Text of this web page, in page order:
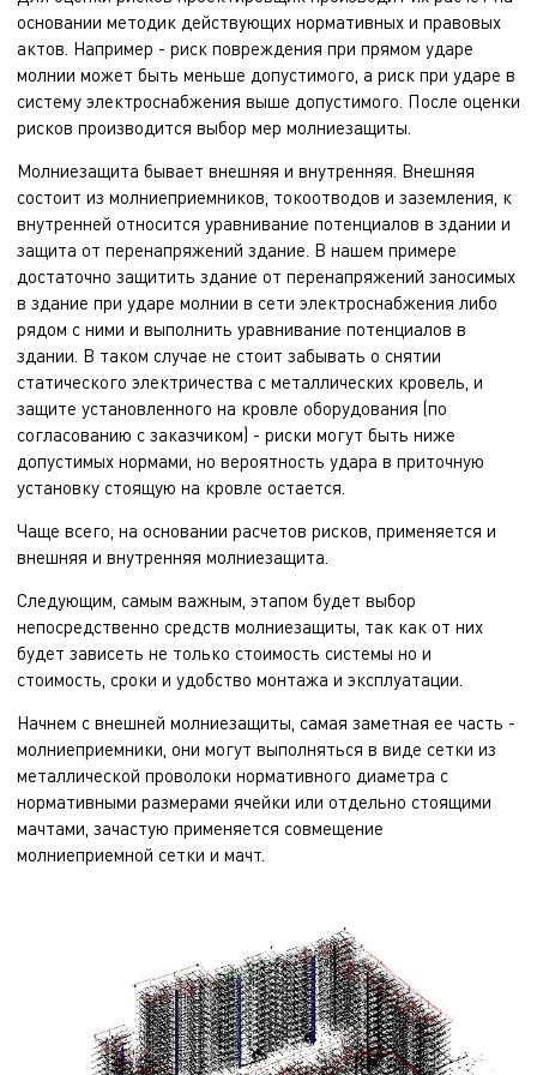
основании методик действующих нормативных и правовых
актов. Например - риск повреждения при прямом ударе
молнии может быть меньше допустимого, а риск при ударе в
систему электроснабжения выше допустимого. После оценки
рисков производится выбор мер молниезащиты.
Молниезащита бывает внешняя и внутренняя. Внешняя
состоит из молниеприемников, токоотводов и заземления, к
внутренней относится уравнивание потенциалов в здании и
защита от перенапряжений здание. В нашем примере
достаточно защитить здание от перенапряжений заносимых
в здание при ударе молнии в сети электроснабжения либо
рядом с ними и выполнить уравнивание потенциалов в
здании. В таком случае не стоит забывать о снятии
статического электричества с металлических кровель, и
защите установленного на кровле оборудования (по
согласованию с заказчиком) - риски могут быть ниже
допустимых нормами, но вероятность удара в приточную
установку стоящую на кровле остается.
Чаще всего, на основании расчетов рисков, применяется и
внешняя и внутренняя молниезащита.
Следующим, самым важным, этапом будет выбор
непосредственно средств молниезащиты, так как от них
будет зависеть не только стоимость системы но и
стоимость, сроки и удобство монтажа и эксплуатации.
Начнем с внешней молниезащиты, самая заметная ее часть -
молниеприемники, они могут выполняться в виде сетки из
металлической проволоки нормативного диаметра с
нормативными размерами ячейки или отдельно стоящими
мачтами, зачастую применяется совмещение
молниеприемной сетки и мачт.